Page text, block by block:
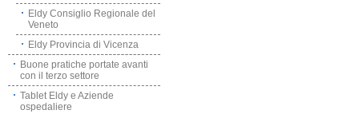
Eldy Consiglio Regionale del
Veneto
Eldy Provincia di Vicenza
Buone pratiche portate avanti
con il terzo settore
Tablet Eldy e Aziende
ospedaliere